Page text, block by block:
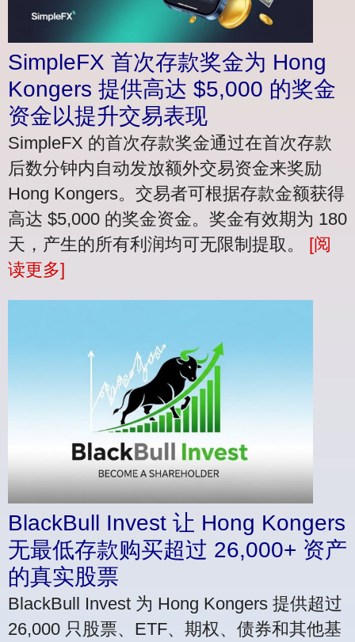
SimpleFX 首次存款奖金为 Hong
Kongers 提供高达 $5,000 的奖金
资金以提升交易表现
SimpleFX 的首次存款奖金通过在首次存款
后数分钟内自动发放额外交易资金来奖励
Hong Kongers。交易者可根据存款金额获得
高达 $5,000 的奖金资金。奖金有效期为 180
天，产生的所有利润均可无限制提取。 [阅
读更多]
BlackBull Invest 让 Hong Kongers
无最低存款购买超过 26,000+ 资产
的真实股票
BlackBull Invest 为 Hong Kongers 提供超过
26,000 只股票、ETF、期权、债券和其他基